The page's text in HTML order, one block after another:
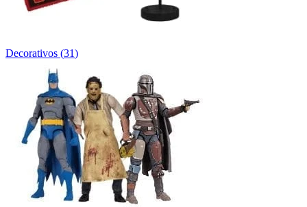
Decorativos (31)